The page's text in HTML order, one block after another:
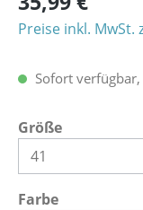
Preise inkl. MwSt.
Sofort
Größeauswählen
Farbeauswählen